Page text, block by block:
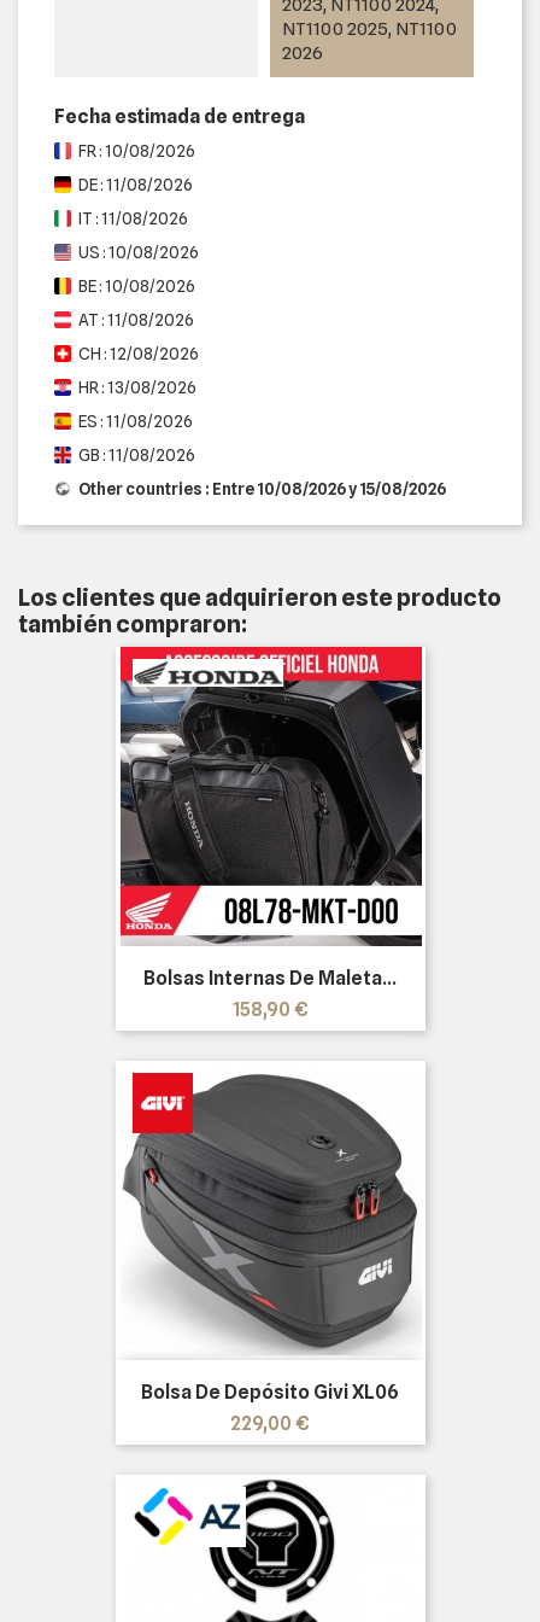
2023, NT1100 2024,
NT1100 2025, NT1100
2026
Fecha estimada de entrega
FR : 10/08/2026
DE : 11/08/2026
IT : 11/08/2026
US : 10/08/2026
BE : 10/08/2026
AT : 11/08/2026
CH : 12/08/2026
HR : 13/08/2026
ES : 11/08/2026
GB : 11/08/2026
Other countries : Entre 10/08/2026 y 15/08/2026
Los clientes que adquirieron este producto
también compraron:
Bolsas Internas De Maleta...
Precio
158,90 €
Bolsa De Depósito Givi XL06
Precio
229,00 €